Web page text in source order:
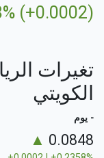
(+0.0002)
تغيرات
الكويتي
- يوم
0.0848
▲